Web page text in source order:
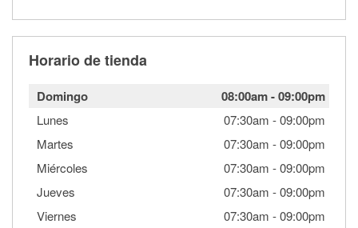
Horario de tienda
Domingo 08:00am-09:00pm
Lunes 07:30am -09:00pm
Martes
07:30am -09:00pm
Miércoles
07:30am -09:00pm
Jueves
07:30am -09:00pm
Viernes
07:30am -09:00pm